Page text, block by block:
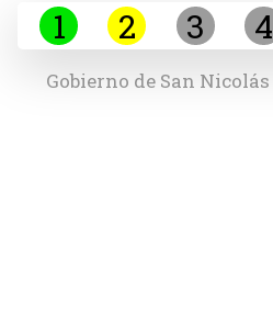
1 2 3 4
Gobierno de San Nicolás